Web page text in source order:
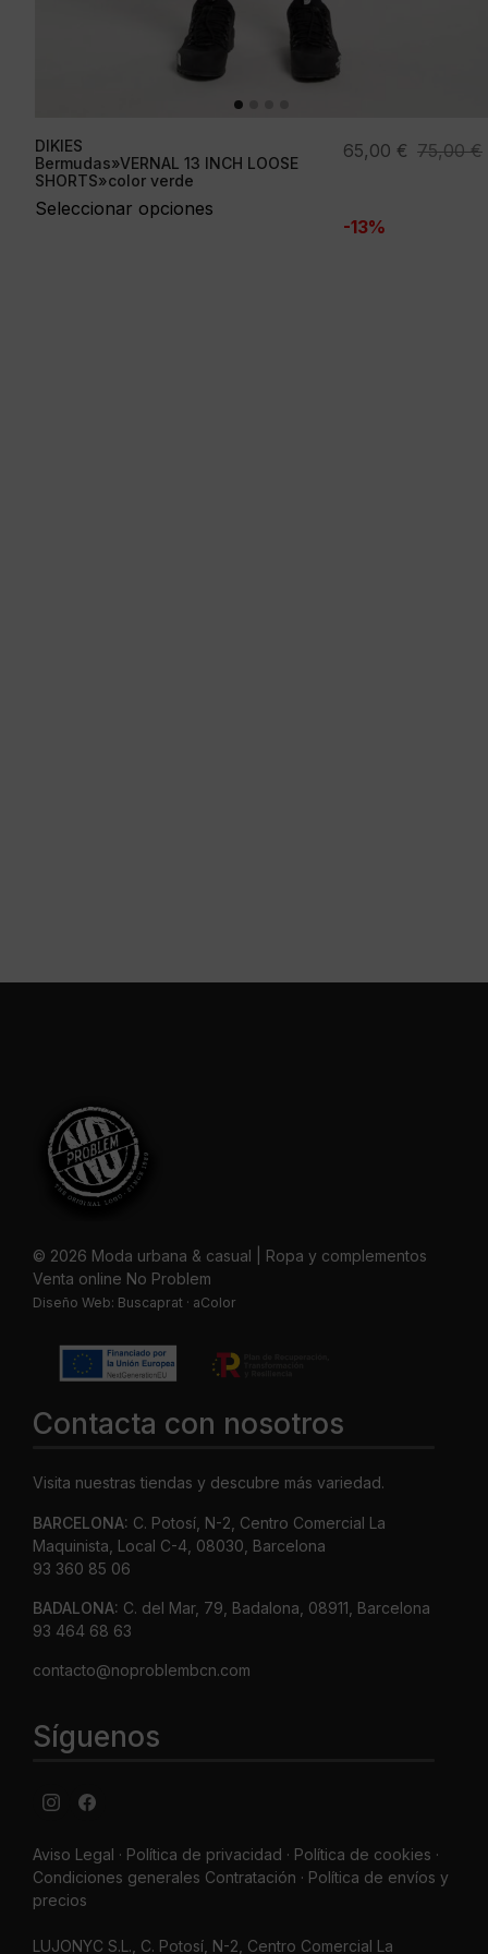
DIKIES
Bermudas»VERNAL 13 INCH LOOSE
SHORTS»color verde
Seleccionar opciones
75,00€
El
era:
65,00 €
El
es:
-13%
© 2026 Moda urbana & casual | Ropa y complementos
Venta online No Problem
Diseño Web: Buscaprat · aColor
Contacta con nosotros
Visita nuestras tiendas y descubre más variedad.
BARCELONA: C. Potosí, N-2, Centro Comercial La
Maquinista, Local C-4, 08030, Barcelona
93 360 85 06
BADALONA: C. del Mar, 79, Badalona, 08911, Barcelona
93 464 68 63
contacto@noproblembcn.com
Síguenos
Aviso Legal · Política de privacidad · Política de cookies ·
Condiciones generales Contratación · Política de envíos y
precios
LUJONYC S.L., C. Potosí, N-2, Centro Comercial La